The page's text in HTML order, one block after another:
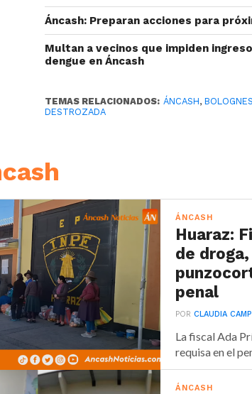
Áncash: Preparan acciones para
Multan a vecinos que impiden
dengue en Áncash
TEMAS RELACIONADOS: ÁNCASH,
DESTROZADA
ÁNCASH
Huaraz:
de
penal
PORCLAUDIA
La fiscal Ada
requisa en el
ÁNCASH